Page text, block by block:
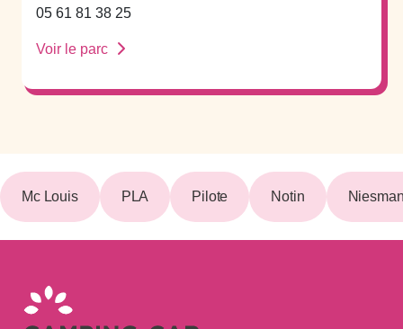
05 61 81 38 25
Voir le parc
Mc Louis PLA Pilote Notin